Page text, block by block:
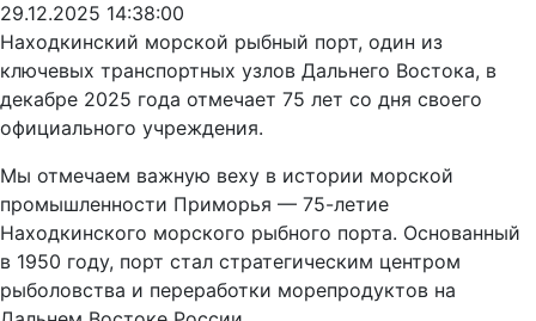
29.12.2025 14:38:00
Находкинский морской рыбный порт, один из
ключевых транспортных узлов Дальнего Востока, в
декабре 2025 года отмечает 75 лет со дня своего
официального учреждения.
Мы отмечаем важную веху в истории морской
промышленности Приморья — 75-летие
Находкинского морского рыбного порта. Основанный
в 1950 году, порт стал стратегическим центром
рыболовства и переработки морепродуктов на